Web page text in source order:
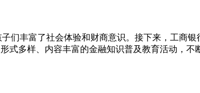
们丰富了社会体验和财商意识。接下来，工商
式多样、内容丰富的金融知识普及教育活动，